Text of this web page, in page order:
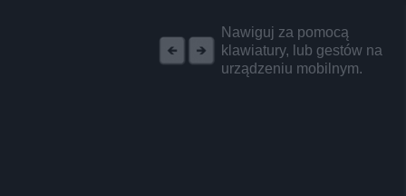
Nawiguj za pomocą
klawiatury, lub gestów na
urządzeniu mobilnym.